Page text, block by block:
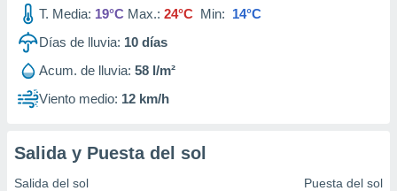
T. Media: 19°C Max.: 24°C Min: 14°C
Días de lluvia: 10 días
Acum. de lluvia: 58 l/m²
Viento medio: 12 km/h
Salida y Puesta del sol
Salida del sol Puesta del sol